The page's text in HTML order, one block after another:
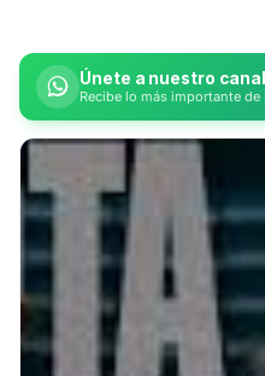
Únete a nuestro
Recibe lo más importante